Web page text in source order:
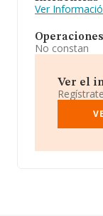
Ver
No constan
Ver el